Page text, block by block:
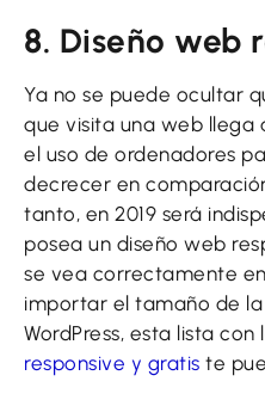
8. Diseño web
Ya no se puede ocultar
que visita una web llega
el uso de ordenadores
decrecer en
tanto, en 2019 será
posea un diseño web
se vea correctamente
importar el tamaño de
WordPress, esta lista con
responsive y gratis te